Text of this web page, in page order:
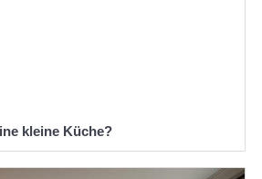
kleine Küche?